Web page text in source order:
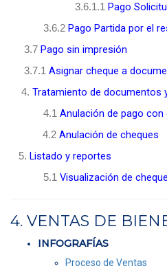
3.6.1.1 Pago
3.6.2 Pago Partida por el
3.7 Pago sin impresión
3.7.1 Asignar cheque a
4. Tratamiento de documentos
4.1 Anulación de pago con
4.2Anulación de cheques
5. Listado y reportes
5.1 Visualización de
4. VENTAS DE
INFOGRAFÍAS
Proceso de Ventas